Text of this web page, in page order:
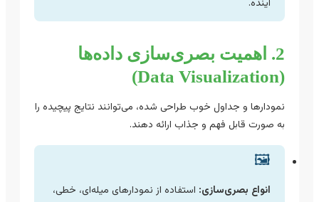
2. اهمیت بصری‌سازی داده‌ها
نمودارها و جداول خوب طراحی شده، می‌توانند نتایج پیچیده را
به صورت قابل فهم و جذاب ارائه دهند.
🖼️
انواع بصری‌سازی:استفاده از نمودارهای میله‌ای، خطی،